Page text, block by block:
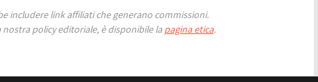
includere link affiliati che generano commissioni.
policy editoriale, è disponibile la pagina etica.